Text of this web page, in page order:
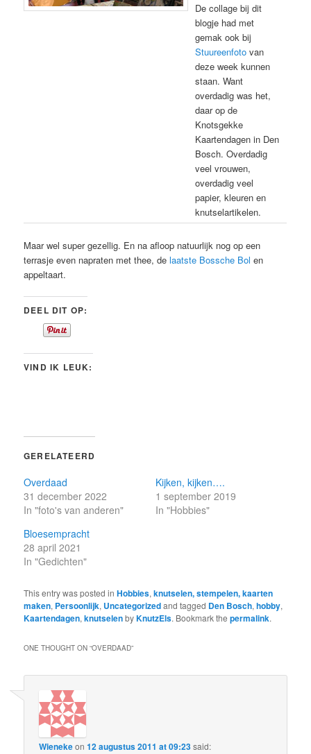
De collage bij dit
blogje had met
gemak ook bij
Stuureenfoto van
deze week kunnen
staan. Want
overdadig was het,
daar op de
Knotsgekke
Kaartendagen in Den
Bosch. Overdadig
veel vrouwen,
overdadig veel
papier, kleuren en
knutselartikelen.
Maar wel super gezellig. En na afloop natuurlijk nog op een
terrasje even napraten met thee, delaatste Bossche Bolen
appeltaart.
DEEL DIT OP:
VIND IK LEUK:
GERELATEERD
Overdaad
31 december 2022
In "foto's van anderen"
Kijken, kijken….
1 september 2019
In "Hobbies"
Bloesempracht
28 april 2021
In "Gedichten"
This entry was posted inHobbies,knutselen, stempelen, kaarten
maken, Persoonlijk, Uncategorizedand tagged Den Bosch,hobby,
Kaartendagen,knutselenbyKnutzEls. Bookmark thepermalink.
ONE THOUGHT ON “OVERDAAD”
Wienekeon12 augustus 2011 at 09:23said: